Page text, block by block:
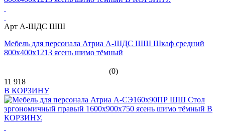
Арт А-ШДС ШШ
Мебель для персонала Атриа А-ШДС ШШ Шкаф средний
800х400х1213 ясень шимо тёмный
(0)
11 918
В КОРЗИНУ